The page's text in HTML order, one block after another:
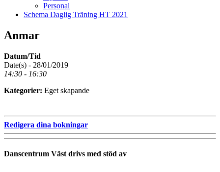
Personal
Schema Daglig Träning HT 2021
Anmar
Datum/Tid
Date(s) - 28/01/2019
14:30 - 16:30
Kategorier: Eget skapande
Redigera dina bokningar
Danscentrum Väst drivs med stöd av